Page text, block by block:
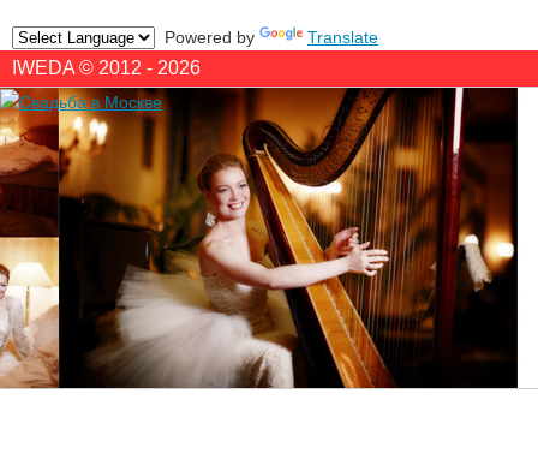
Powered by Translate
IWEDA © 2012 - 2026